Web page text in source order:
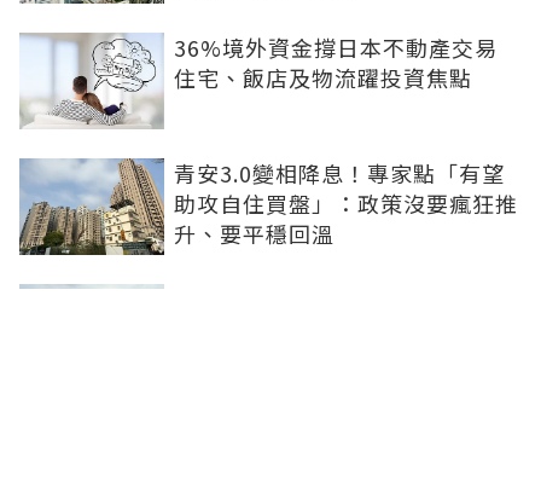
36%境外資金撐日本不動產交易
住宅、飯店及物流躍投資焦點
青安3.0變相降息！專家點「有望
助攻自住買盤」：政策沒要瘋狂推
升、要平穩回溫